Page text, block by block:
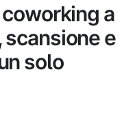
a
e
solo